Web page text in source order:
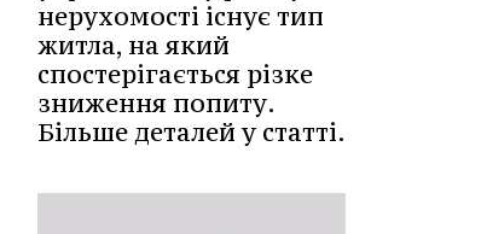
нерухомості існує тип
житла, на який
спостерігається різке
зниження попиту.
Більше деталей у статті.